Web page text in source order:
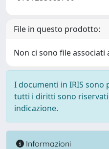
File in questo prodotto:
Non ci sono file
I documenti in IRIS
tutti i diritti sono
indicazione.
Informazioni